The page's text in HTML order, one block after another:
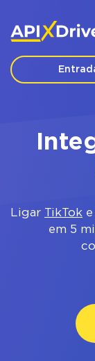
Ligar TikTok e
em 5